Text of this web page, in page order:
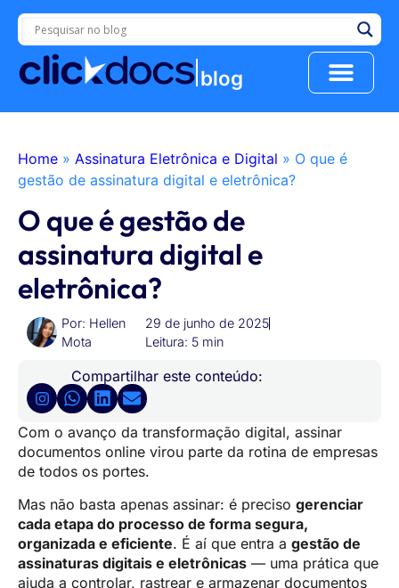
blog
Home » Assinatura Eletrônica e Digital » O que é
gestão de assinatura digital e eletrônica?
O que é gestão de
assinatura digital e
eletrônica?
Por: Hellen
Mota
29 de junho de 2025
Leitura: 5 min
Compartilhar este conteúdo:
Com o avanço da transformação digital, assinar
documentos online virou parte da rotina de empresas
de todos os portes.
Mas não basta apenas assinar: é preciso gerenciar
cada etapa do processo de forma segura,
organizada e eficiente. É aí que entra a gestão de
assinaturas digitais e eletrônicas — uma prática que
ajuda a controlar, rastrear e armazenar documentos